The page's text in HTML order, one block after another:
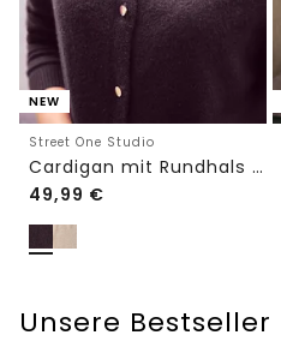
NEW
Street One Studio
Cardigan mit Rundhals und Knöpfen
49,99 €
Unsere Bestseller